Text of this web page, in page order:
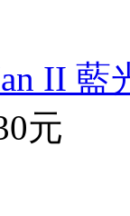
II 藍
元